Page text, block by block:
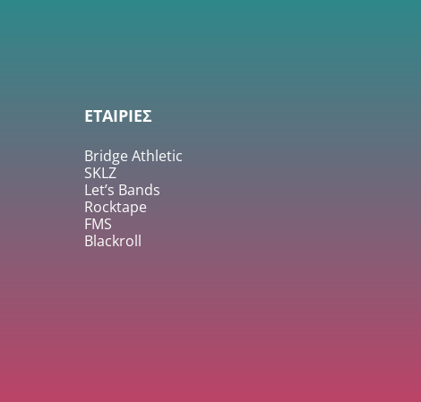
ΕΤΑΙΡΙΕΣ
Bridge Athletic
SKLZ
Let’s Bands
Rocktape
FMS
Blackroll